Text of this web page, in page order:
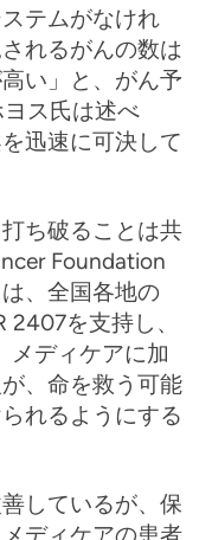
テムがなけれ
れるがんの数は
い」と、がん予
ス氏は述べ
迅速に可決して
ち破ることは共
Foundation
、全国各地の
を支持し、
メディケアに加
、命を救う可能
れるようにする
しているが、保